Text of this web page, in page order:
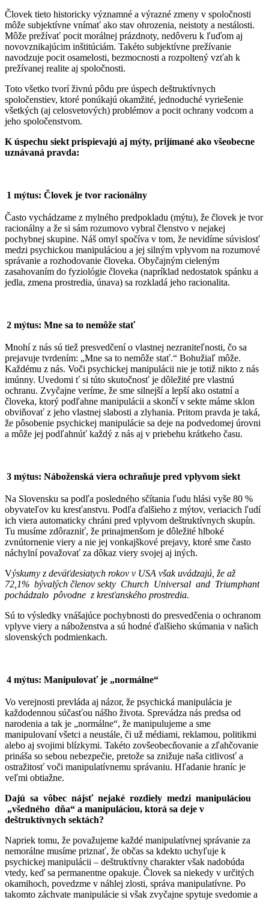
Človek tieto historicky významné a výrazné zmeny v spoločnosti
môže subjektívne vnímať ako stav ohrozenia, neistoty a nestálosti.
Môže prežívať pocit morálnej prázdnoty, nedôveru k ľuďom aj
novovznikajúcim inštitúciám. Takéto subjektívne prežívanie
navodzuje pocit osamelosti, bezmocnosti a rozpoltený vzťah k
prežívanej realite aj spoločnosti.
Toto všetko tvorí živnú pôdu pre úspech deštruktívnych
spoločenstiev, ktoré ponúkajú okamžité, jednoduché vyriešenie
všetkých (aj celosvetových) problémov a pocit ochrany vodcom a
jeho spoločenstvom.
K úspechu siekt prispievajú aj mýty, prijímané ako všeobecne
uznávaná pravda:
1 mýtus: Človek je tvor racionálny
Často vychádzame z mylného predpokladu (mýtu), že človek je tvor
racionálny a že si sám rozumovo vybral členstvo v nejakej
pochybnej skupine. Náš omyl spočíva v tom, že nevidíme súvislosť
medzi psychickou manipuláciou a jej silným vplyvom na rozumové
správanie a rozhodovanie človeka. Obyčajným cieleným
zasahovaním do fyziológie človeka (napríklad nedostatok spánku a
jedla, zmena prostredia, únava) sa rozkladá jeho racionalita.
2 mýtus: Mne sa to nemôže stať
Mnohí z nás sú tiež presvedčení o vlastnej nezraniteľnosti, čo sa
prejavuje tvrdením: „Mne sa to nemôže stať.“ Bohužiaľ môže.
Každému z nás. Voči psychickej manipulácii nie je totiž nikto z nás
imúnny. Uvedomi ť si túto skutočnosť je dôležité pre vlastnú
ochranu. Zvyčajne veríme, že sme silnejší a lepší ako ostatní a
človeka, ktorý podľahne manipulácii a skončí v sekte máme sklon
obviňovať z jeho vlastnej slabosti a zlyhania. Pritom pravda je taká,
že pôsobenie psychickej manipulácie sa deje na podvedomej úrovni
a môže jej podľahnúť každý z nás aj v priebehu krátkeho času.
3 mýtus: Náboženská viera ochraňuje pred vplyvom siekt
Na Slovensku sa podľa posledného sčítania ľudu hlási vyše 80 %
obyvateľov ku kresťanstvu. Podľa ďalšieho z mýtov, veriacich ľudí
ich viera automaticky chráni pred vplyvom deštruktívnych skupín.
Tu musíme zdôrazniť, že prinajmenšom je dôležité hlboké
zvnútornenie viery a nie jej vonkajškové prejavy, ktoré sme často
náchylní považovať za dôkaz viery svojej aj iných.
Výskumy z deväťdesiatych rokov v USA však uvádzajú, že až
72,1% bývalých členov sekty Church Universal and Triumphant
pochádzalo pôvodne z kresťanského prostredia.
Sú to výsledky vnášajúce pochybnosti do presvedčenia o ochranom
vplyve viery a náboženstva a sú hodné ďalšieho skúmania v našich
slovenských podmienkach.
4 mýtus: Manipulovať je „normálne“
Vo verejnosti prevláda aj názor, že psychická manipulácia je
každodennou súčasťou nášho života. Sprevádza nás predsa od
narodenia a tak je „normálne“, že manipulujeme a sme
manipulovaní všetci a neustále, či už médiami, reklamou, politikmi
alebo aj svojimi blízkymi. Takéto zovšeobecňovanie a zľahčovanie
prináša so sebou nebezpečie, pretože sa znižuje naša citlivosť a
ostražitosť voči manipulatívnemu správaniu. Hľadanie hraníc je
veľmi obtiažne.
Dajú sa vôbec nájsť nejaké rozdiely medzi manipuláciou
„všedného dňa“ a manipuláciou, ktorá sa deje v
deštruktívnych sektách?
Napriek tomu, že považujeme každé manipulatívnej správanie za
nemorálne musíme priznať, že občas sa kdekto uchyľuje k
psychickej manipulácii – deštruktívny charakter však nadobúda
vtedy, keď sa permanentne opakuje. Človek sa niekedy v určitých
okamihoch, povedzme v náhlej zlosti, správa manipulatívne. Po
takomto záchvate manipulácie si však zvyčajne spytuje svedomie a